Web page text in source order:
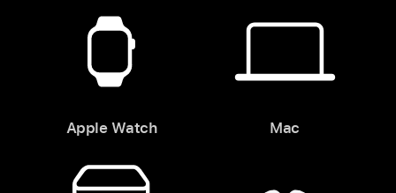
Apple Watch Mac